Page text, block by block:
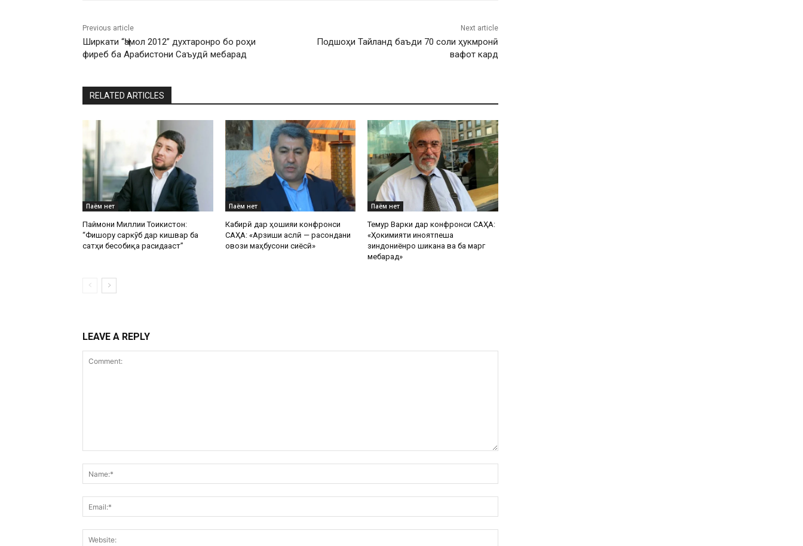
Previous article
Ширкати “Ҷамол 2012” духтаронро бо роҳи
фиреб ба Арабистони Саъудӣ мебарад
Next article
Подшоҳи Тайланд баъди 70 соли ҳукмронӣ
вафот кард
RELATED ARTICLES
Паём нет
Паймони Миллии Тоҷикистон:
“Фишору саркӯб дар кишвар ба
сатҳи бесобиқа расидааст”
Паём нет
Кабирӣ дар ҳошияи конфронси
САҲА: «Арзиши аслӣ — расондани
овози маҳбусони сиёсӣ»
Паём нет
Темур Варки дар конфронси САҲА:
«Ҳокимияти ҷиноятпеша
зиндониёнро шиканҷа ва ба марг
мебарад»
LEAVE A REPLY